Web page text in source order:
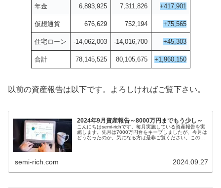
年金 6,893,925 7,311,826 +417,901
仮想通貨 676,629 752,194 +75,565
住宅ローン -14,062,003 -14,016,700 +45,303
合計 78,145,525 80,105,675 +1,960,150
以前の資産報告は以下です。よろしければご覧下さい。
2024年9月資産報告～8000万円までもう少し～
こんにちはsemi-richです。毎月実施している資産報告を実
施します。先月は7000万円台をキープしましたが、今月は
どうなったのか。気になる方は是非ご覧ください。この記
semi-rich.com 2024.09.27